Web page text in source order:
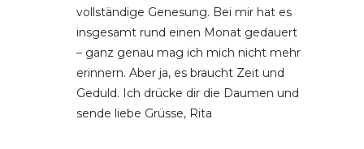
vollständige Genesung. Bei mir hat es
insgesamt rund einen Monat gedauert
– ganz genau mag ich mich nicht mehr
erinnern. Aber ja, es braucht Zeit und
Geduld. Ich drücke dir die Daumen und
sende liebe Grüsse, Rita